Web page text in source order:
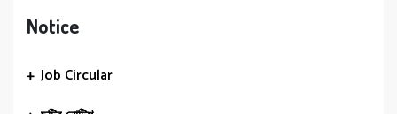
Notice
Job Circular